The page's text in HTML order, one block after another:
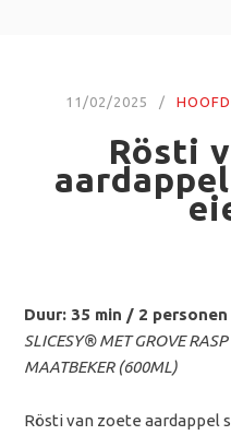
11/02/2025
Rösti
Duur: 35 min / 2 personen
SLICESY® MET GROVE
MAATBEKER (600ML)
Rösti van zoete aardappel